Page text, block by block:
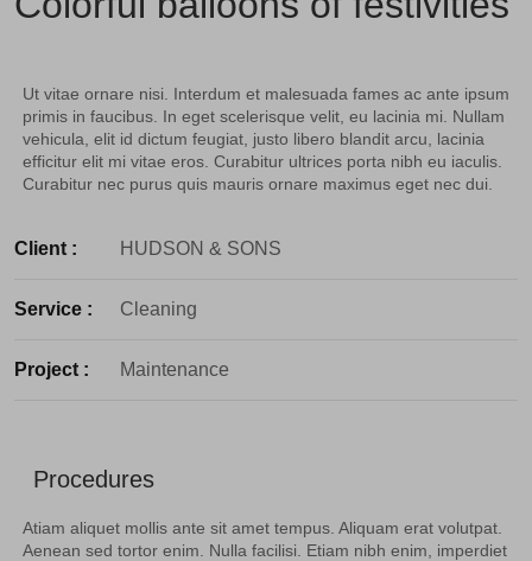
Ut vitae ornare nisi. Interdum et malesuada fames ac ante ipsum
primis in faucibus. In eget scelerisque velit, eu lacinia mi. Nullam
vehicula, elit id dictum feugiat, justo libero blandit arcu, lacinia
efficitur elit mi vitae eros. Curabitur ultrices porta nibh eu iaculis.
Curabitur nec purus quis mauris ornare maximus eget nec dui.
Client : HUDSON & SONS
Service : Cleaning
Project : Maintenance
Procedures
Atiam aliquet mollis ante sit amet tempus. Aliquam erat volutpat.
Aenean sed tortor enim. Nulla facilisi. Etiam nibh enim, imperdiet